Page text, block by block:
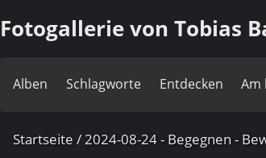
Fotogallerie von Tobias
Alben Schlagworte Entdecken Am
Startseite /2024-08-24 - Begegnen -